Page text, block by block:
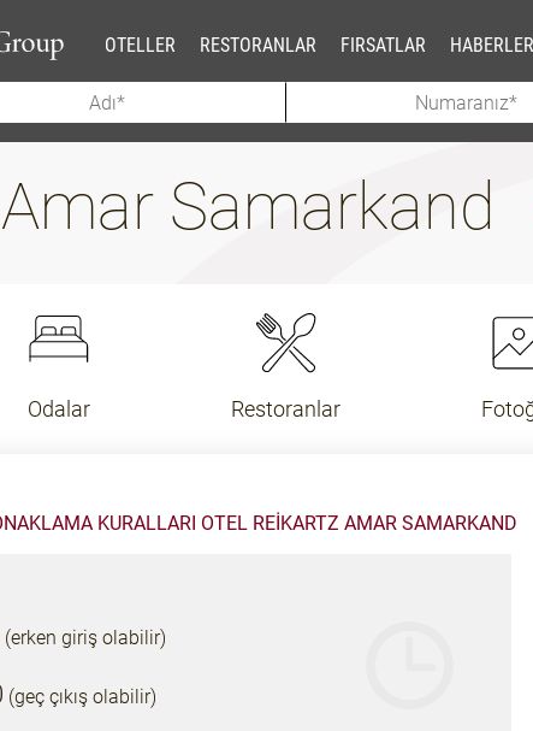
OTELLER RESTORANLAR FIRSATLAR HABERLER
Samarkand
Odalar Restoranlar
KURALLARI OTEL REIKARTZ AMAR SAMARKAND
(erken giriş olabilir)
(geç çıkış olabilir)